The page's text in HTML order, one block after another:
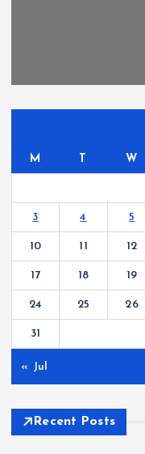
M T W
3 4 5
10 11 12
17 18 19
24 25 26
31
« Jul
Recent Posts